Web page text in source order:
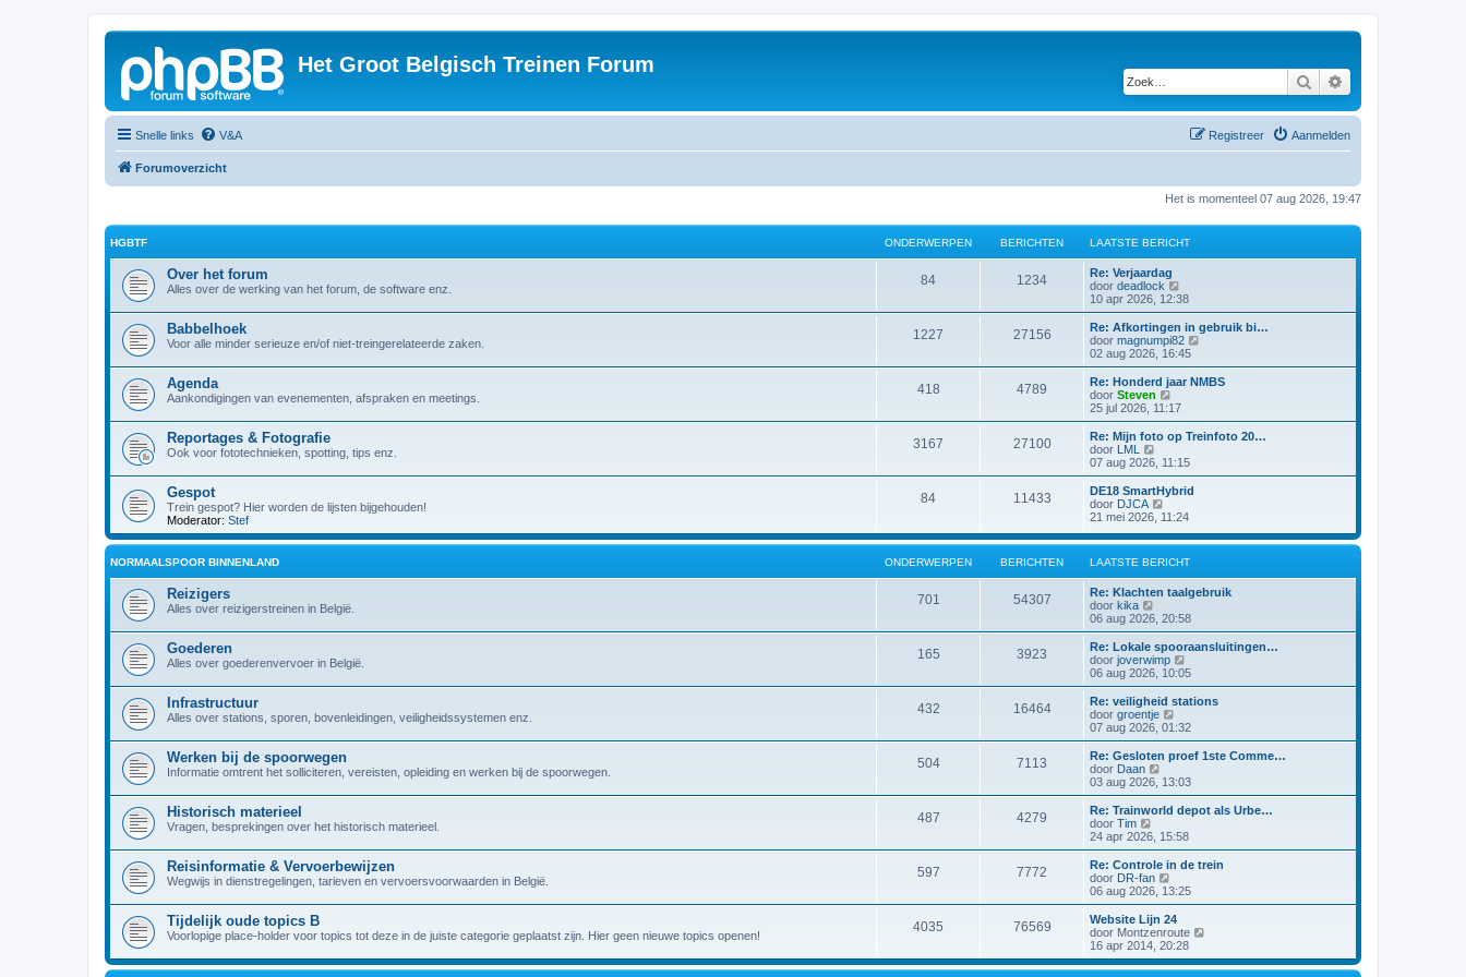
Het Groot Belgisch Treinen Forum
Zoek
Snelle links V&A Aanmelden
Registreer
Forumoverzicht
Het is momenteel 07 aug 2026, 19:47
HGBTF ONDERWERPEN BERICHTEN LAATSTE BERICHT
Over het forum
Alles over de werking van het forum, de software enz.
84 1234
Re: Verjaardag
door deadlock
e
k
j
k
a
t
e
e
r
i
h
t
10 apr 2026, 12:38
Babbelhoek
Voor alle minder serieuze en/of niet-treingerelateerde zaken.
1227 27156
Re: Afkortingen in gebruik bi…
door magnumpi82
k
i
a
a
r
i
t
02 aug 2026, 16:45
Agenda
Aankondigingen van evenementen, afspraken en meetings.
418 4789
Re: Honderd jaar NMBS
door Steven
e
k
i
k
a
a
s
t
e
b
e
r
c
h
t
25 jul 2026, 11:17
Reportages & Fotografie
Ook voor fototechnieken, spotting, tips enz.
3167 27100
Re: Mijn foto op Treinfoto 20…
door LML
k
i
j
k
l
a
t
s
t
b
e
r
i
h
t
07 aug 2026, 11:15
Gespot
Trein gespot? Hier worden de lijsten bijgehouden!
Moderator: Stef
84 11433
DE18 SmartHybrid
door DJCA
e
i
k
l
a
t
s
t
e
b
e
r
i
c
h
21 mei 2026, 11:24
NORMAALSPOOR BINNENLAND ONDERWERPEN BERICHTEN LAATSTE BERICHT
Reizigers
Alles over reizigerstreinen in België.
701 54307
Re: Klachten taalgebruik
door kika
e
k
i
j
k
l
a
a
t
s
e
b
e
r
i
h
t
06 aug 2026, 20:58
Goederen
Alles over goederenvervoer in België.
165 3923
Re: Lokale spooraansluitingen…
door joverwimp
e
k
i
k
a
t
s
e
e
r
i
h
t
06 aug 2026, 10:05
Infrastructuur
Alles over stations, sporen, bovenleidingen, veiligheidssystemen enz.
432 16464
Re: veiligheid stations
door groentje
e
k
i
k
a
a
t
s
e
e
r
i
c
h
t
07 aug 2026, 01:32
Werken bij de spoorwegen
Informatie omtrent het solliciteren, vereisten, opleiding en werken bij de spoorwegen.
504 7113
Re: Gesloten proef 1ste Comme…
door Daan
e
k
i
k
a
a
t
s
e
b
e
r
03 aug 2026, 13:03
Historisch materieel
Vragen, besprekingen over het historisch materieel.
487 4279
Re: Trainworld depot als Urbe…
door Tim
e
k
i
j
k
a
a
t
s
t
24 apr 2026, 15:58
Reisinformatie & Vervoerbewijzen
Wegwijs in dienstregelingen, tarieven en vervoersvoorwaarden in België.
597 7772
Re: Controle in de trein
door DR-fan
e
k
i
j
k
a
06 aug 2026, 13:25
Tijdelijk oude topics B
Voorlopige place-holder voor topics tot deze in de juiste categorie geplaatst zijn. Hier geen nieuwe topics openen!
4035 76569
Website Lijn 24
door Montzenroute
k
i
16 apr 2014, 20:28